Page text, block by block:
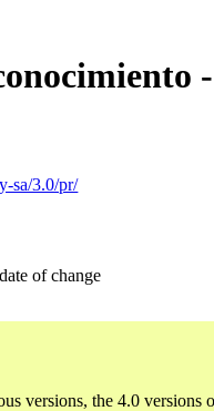
sa/3.0/pr/
of change
versions, the 4.0 versions